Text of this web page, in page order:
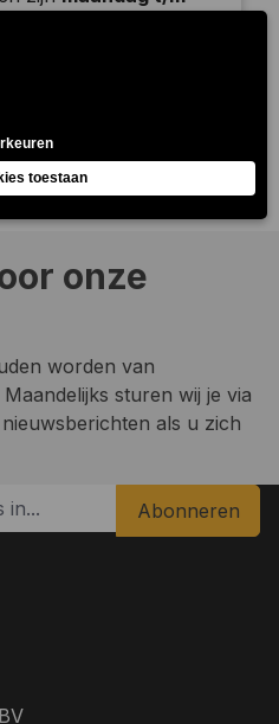
onze
worden van
sturen wij je via
als u zich
Abonneren